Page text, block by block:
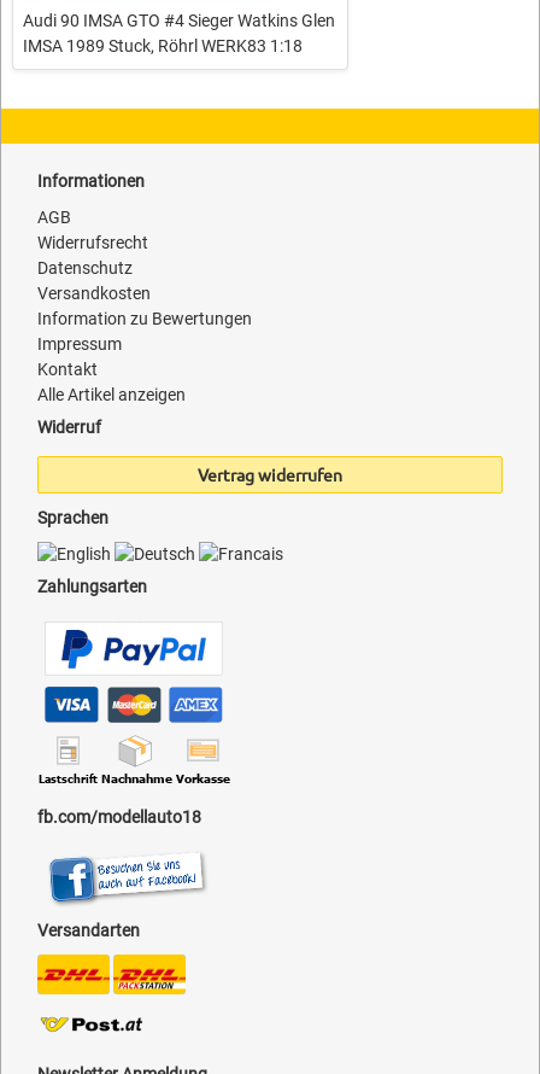
Audi 90 IMSA GTO #4 Sieger Watkins Glen
IMSA 1989 Stuck, Röhrl WERK83 1:18
Informationen
AGB
Widerrufsrecht
Datenschutz
Versandkosten
Information zu Bewertungen
Impressum
Kontakt
Alle Artikel anzeigen
Widerruf
Vertrag widerrufen
Sprachen
Zahlungsarten
fb.com/modellauto18
Versandarten